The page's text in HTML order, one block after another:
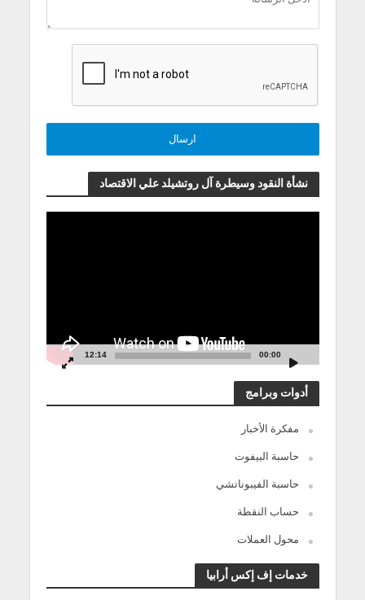
نشأة النقود وسيطرة آل روتشيلد علي الاقتصاد
00:00
12:14
أدوات وبرامج
مفكرة الأخبار
حاسبة البيفوت
حاسبة الفيبوناتشي
حساب النقطة
محول العملات
خدمات إف إكس أرابيا